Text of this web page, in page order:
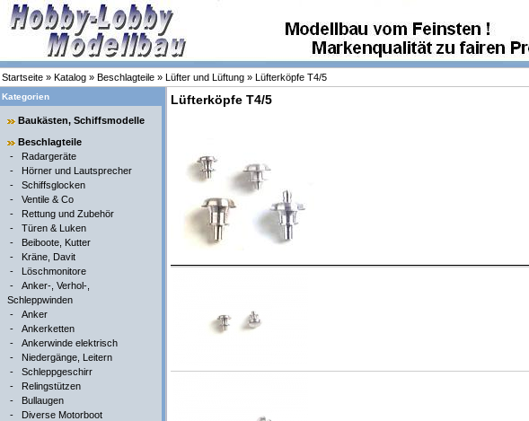
Startseite » Katalog » Beschlagteile » Lüfter und Lüftung » Lüfterköpfe T4/5
Kategorien
Baukästen, Schiffsmodelle
Beschlagteile
- Radargeräte
- Hörner und Lautsprecher
- Schiffsglocken
- Ventile & Co
- Rettung und Zubehör
- Türen & Luken
- Beiboote, Kutter
- Kräne, Davit
- Löschmonitore
- Anker-, Verhol-,
Schleppwinden
- Anker
- Ankerketten
- Ankerwinde elektrisch
- Niedergänge, Leitern
- Schleppgeschirr
- Relingstützen
- Bullaugen
- Diverse Motorboot
Lüfterköpfe T4/5